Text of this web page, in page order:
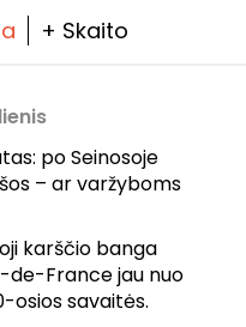
+ Skaito
po Seinosoje
– ar varžyboms
karščio banga
de-France jau nuo
osios savaitės.